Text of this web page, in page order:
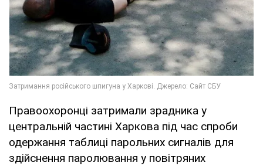
Правоохоронці затримали зрадника у
центральній частині Харкова під час спроби
одержання таблиці парольних сигналів для
здійснення паролювання у повітряних